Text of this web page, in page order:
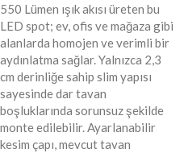
550 Lümen ışık akısı üreten bu
LED spot; ev, ofis ve mağaza gibi
alanlarda homojen ve verimli bir
aydınlatma sağlar. Yalnızca 2,3
cm derinliğe sahip slim yapısı
sayesinde dar tavan
boşluklarında sorunsuz şekilde
monte edilebilir. Ayarlanabilir
kesim çapı, mevcut tavan